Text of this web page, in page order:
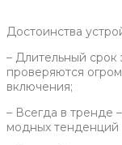
Достоинства
– Длительный срок
проверяются
включения;
– Всегда в тренде
модных тенденций